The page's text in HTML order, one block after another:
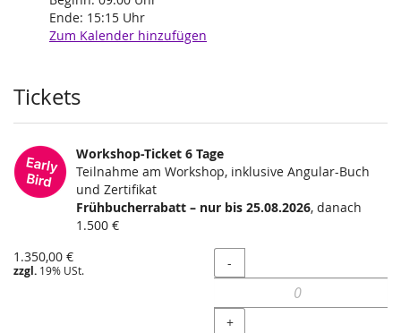
Ende: 15:15 Uhr
Zum Kalender hinzufügen
Produkte
Tickets
Workshop-Ticket 6 Tage
Teilnahme am Workshop, inklusive Angular-Buch
und Zertifikat
Frühbucherrabatt – nur bis 25.08.2026, danach
1.500 €
1.350,00 €
zzgl. 19% USt. Menge
-
+